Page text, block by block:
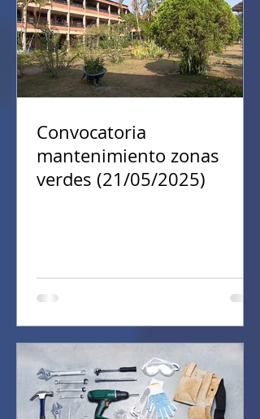
Convocatoria
mantenimiento zonas
verdes (21/05/2025)